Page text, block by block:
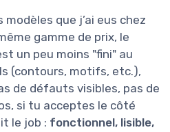
modèles que j’ai eus chez
gamme de prix, le
un peu moins "fini" au
(contours, motifs, etc.),
de défauts visibles, pas de
si tu acceptes le côté
le job : fonctionnel, lisible,